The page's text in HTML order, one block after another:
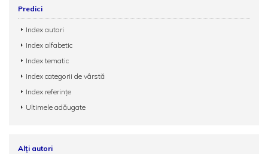
Predici
Index autori
Index alfabetic
Index tematic
Index categorii de vârstă
Index referințe
Ultimele adăugate
Alți autori